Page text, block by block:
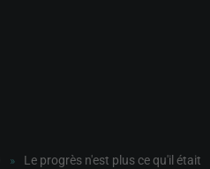
Le progrès n'est plus ce qu'il était